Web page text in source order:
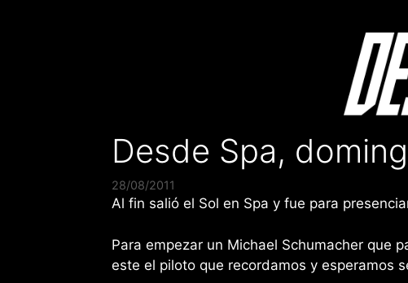
Desde Spa,
28/08/2011
Al fin salió el Sol en Spa y fue para
Para empezar un Michael Schumacher que
este el piloto que recordamos y esperamos